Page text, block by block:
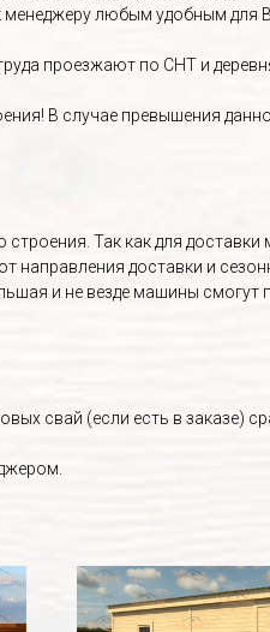
менеджеру любым удобным для
проезжают по СНТ и
В случае превышения
Так как для доставки
направления доставки и
и не везде машины смогут
свай (если есть в заказе)